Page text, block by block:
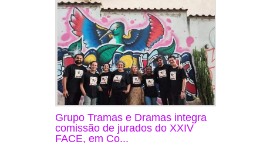
Grupo Tramas e Dramas integra
comissão de jurados do XXIV
FACE, em Co...